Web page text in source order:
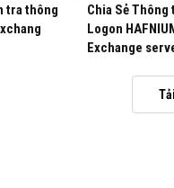
tra thông
Chia Sẻ
Logon
Exchange